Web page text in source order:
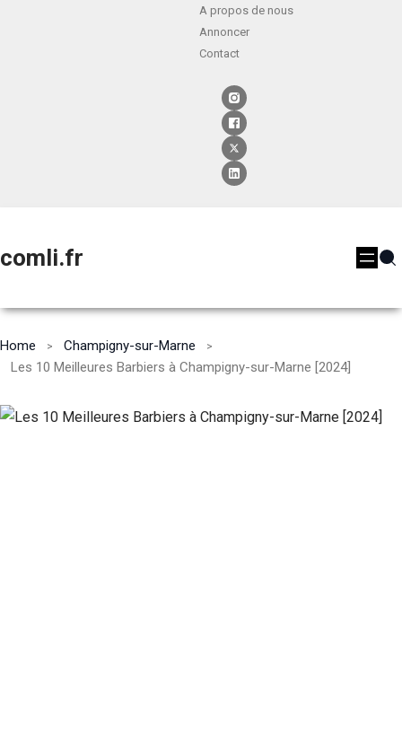
A propos de nous
Annoncer
Contact
comli.fr
Home
Champigny-sur-Marne
Les 10 Meilleures Barbiers à Champigny-sur-Marne [2024]